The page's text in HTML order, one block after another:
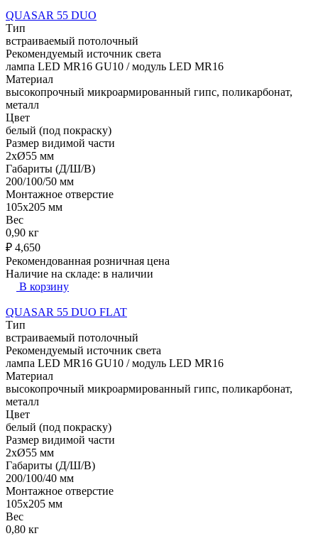
QUASAR 55 DUO
Тип
встраиваемый потолочный
Рекомендуемый источник света
лампа LED MR16 GU10 / модуль LED MR16
Материал
высокопрочный микроармированный гипс, поликарбонат,
металл
Цвет
белый (под покраску)
Размер видимой части
2xØ55 мм
Габариты (Д/Ш/В)
200/100/50 мм
Монтажное отверстие
105x205 мм
Вес
0,90 кг
₽ 4,650
Рекомендованная розничная цена
Наличие на складе: в наличии
В корзину
QUASAR 55 DUO FLAT
Тип
встраиваемый потолочный
Рекомендуемый источник света
лампа LED MR16 GU10 / модуль LED MR16
Материал
высокопрочный микроармированный гипс, поликарбонат,
металл
Цвет
белый (под покраску)
Размер видимой части
2xØ55 мм
Габариты (Д/Ш/В)
200/100/40 мм
Монтажное отверстие
105x205 мм
Вес
0,80 кг